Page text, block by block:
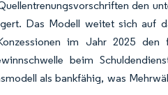
den
Das Modell weitet sich auf
im Jahr 2025 den
beim
als bankfähig, was